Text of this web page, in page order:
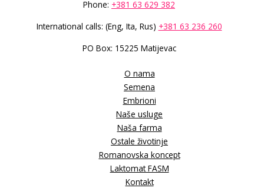
Phone: +381 63 629 382
International calls: (Eng, Ita, Rus) +381 63 236 260
PO Box: 15225 Matijevac
O nama
Semena
Embrioni
Naše usluge
Naša farma
Ostale životinje
Romanovska koncept
Laktomat FASM
Kontakt